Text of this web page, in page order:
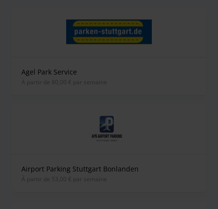
Agel Park Service
À partir de 80,00 € par semaine
Airport Parking Stuttgart Bonlanden
À partir de 53,00 € par semaine